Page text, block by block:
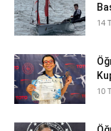
14
10